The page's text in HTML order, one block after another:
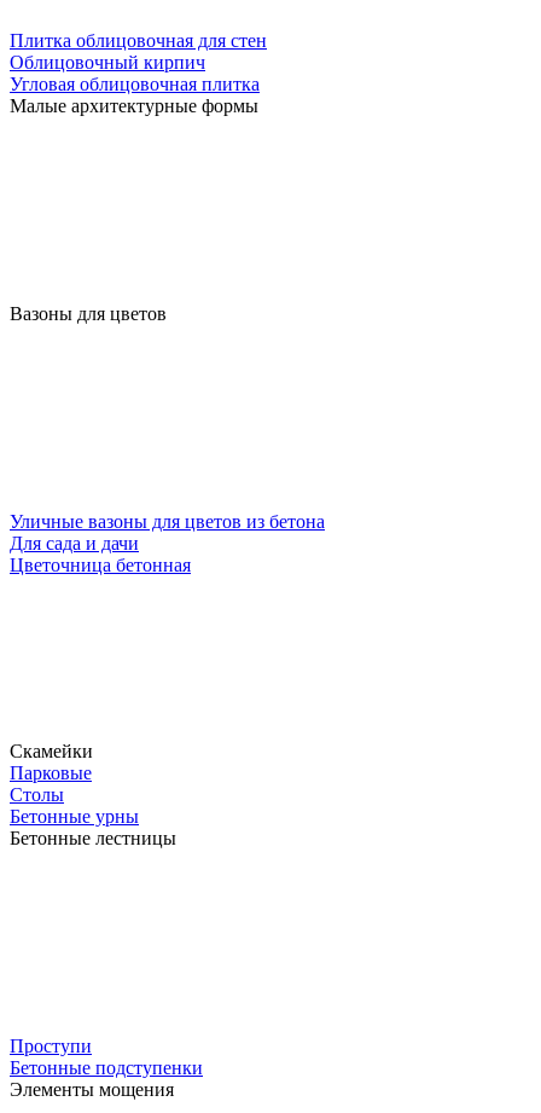
Плитка облицовочная для стен
Облицовочный кирпич
Угловая облицовочная плитка
Малые архитектурные формы
Вазоны для цветов
Уличные вазоны для цветов из бетона
Для сада и дачи
Цветочница бетонная
Скамейки
Парковые
Столы
Бетонные урны
Бетонные лестницы
Проступи
Бетонные подступенки
Элементы мощения